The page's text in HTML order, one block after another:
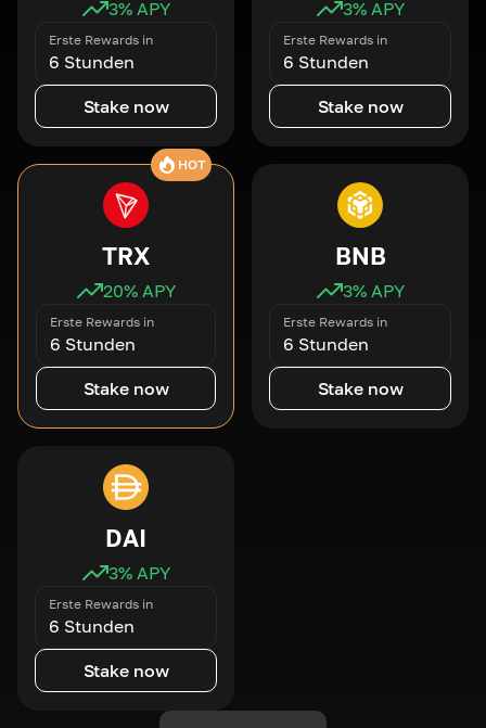
3% APY
Erste Rewards in
6 Stunden
Stake now
3% APY
Erste Rewards in
6 Stunden
Stake now
HOT
TRX
20% APY
Erste Rewards in
6 Stunden
Stake now
BNB
3% APY
Erste Rewards in
6 Stunden
Stake now
DAI
3% APY
Erste Rewards in
6 Stunden
Stake now